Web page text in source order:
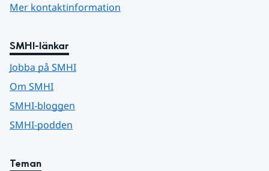
Mer kontaktinformation
SMHI-länkar
Jobba på SMHI
Om SMHI
SMHI-bloggen
SMHI-podden
Teman